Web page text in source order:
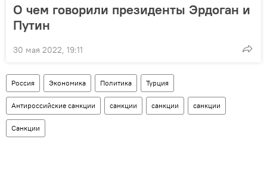
О чем говорили президенты Эрдоган и
Путин
30 мая 2022, 19:11
Россия Экономика Политика Турция
Антироссийские санкции санкции санкции санкции
Санкции